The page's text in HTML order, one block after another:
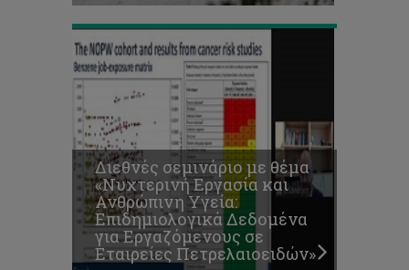
Διεθνές σεμινάριο με θέμα
«Νυχτερινή Εργασία και
Ανθρώπινη Υγεία:
Επιδημιολογικά Δεδομένα
για Εργαζόμενους σε
Εταιρείες Πετρελαιοειδών»